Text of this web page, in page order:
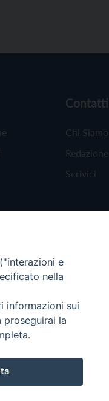
Contatti
Chi Siamo
Redazione
Scrivici
e
nella
informazioni sui
la